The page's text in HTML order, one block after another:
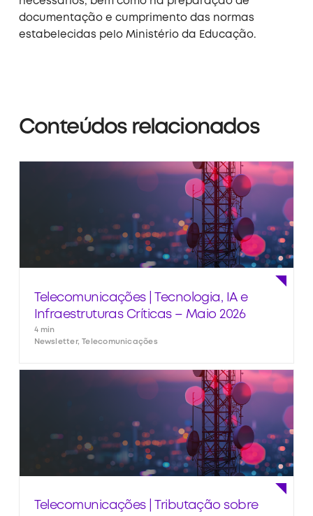
documentação e cumprimento das normas
estabelecidas pelo Ministério da Educação.
Conteúdos relacionados
Telecomunicações | Tecnologia, IA e
Infraestruturas Críticas – Maio 2026
4 min
Newsletter, Telecomunicações
Telecomunicações | Tributação sobre